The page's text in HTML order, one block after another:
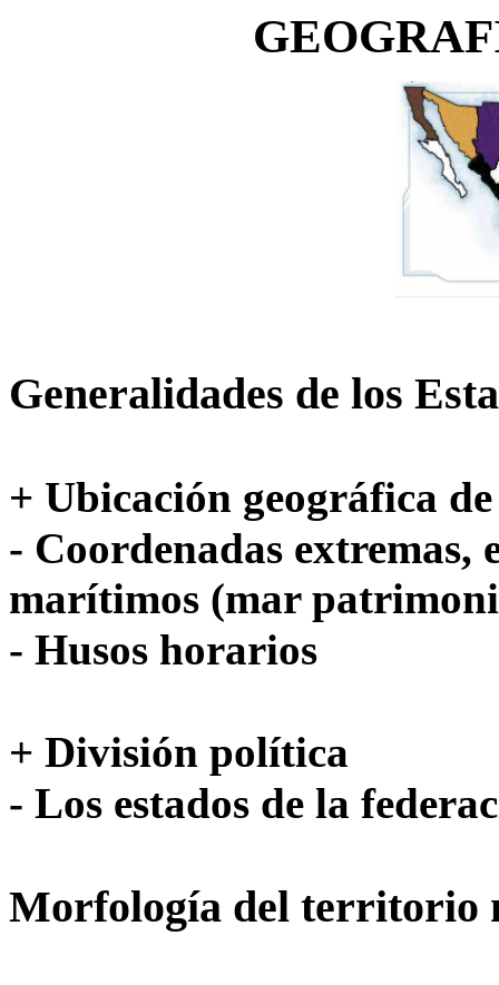
Generalidades de los
+ Ubicación geográfica
- Coordenadas extremas,
marítimos (mar
- Husos horarios
+ División política
- Los estados de la
Morfología del territorio